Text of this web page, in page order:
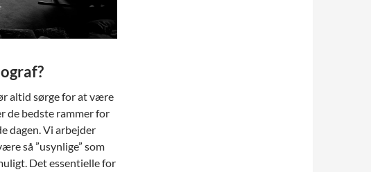
altid sørge for at være
de bedste rammer for
dagen. Vi arbejder
så ”usynlige” som
Det essentielle for